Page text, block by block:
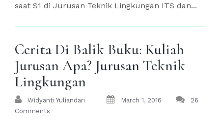
saat S1 di Jurusan Teknik Lingkungan ITS dan...
Cerita Di Balik Buku: Kuliah
Jurusan Apa? Jurusan Teknik
Lingkungan
Widyanti Yuliandari March 1, 2016
26
Comments